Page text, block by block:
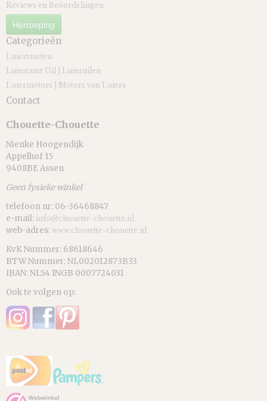
Reviews en Beoordelingen
Herroeping
Categorieën
Luiertaarten
Luiertaart Uil | Luieruilen
Luiermotors | Motors van Luiers
Contact
Chouette-Chouette
Nienke Hoogendijk
Appelhof 15
9408BE Assen
Geen fysieke winkel
telefoon nr: 06-36468847
e-mail: info@chouette-chouette.nl
web-adres: www.chouette-chouette.nl
KvK Nummer: 68618646
BTW Nummer: NL002012873B33
IBAN: NL54 INGB 0007724031
Ook te volgen op: